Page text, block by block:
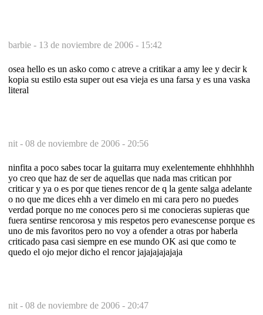
barbie - 13 de noviembre de 2006 - 15:42
osea hello es un asko como c atreve a critikar a amy lee y decir k
kopia su estilo esta super out esa vieja es una farsa y es una vaska
literal
nit - 08 de noviembre de 2006 - 20:56
ninfita a poco sabes tocar la guitarra muy exelentemente ehhhhhhh
yo creo que haz de ser de aquellas que nada mas critican por
criticar y ya o es por que tienes rencor de q la gente salga adelante
o no que me dices ehh a ver dimelo en mi cara pero no puedes
verdad porque no me conoces pero si me conocieras supieras que
fuera sentirse rencorosa y mis respetos pero evanescense porque es
uno de mis favoritos pero no voy a ofender a otras por haberla
criticado pasa casi siempre en ese mundo OK asi que como te
quedo el ojo mejor dicho el rencor jajajajajajaja
nit - 08 de noviembre de 2006 - 20:47